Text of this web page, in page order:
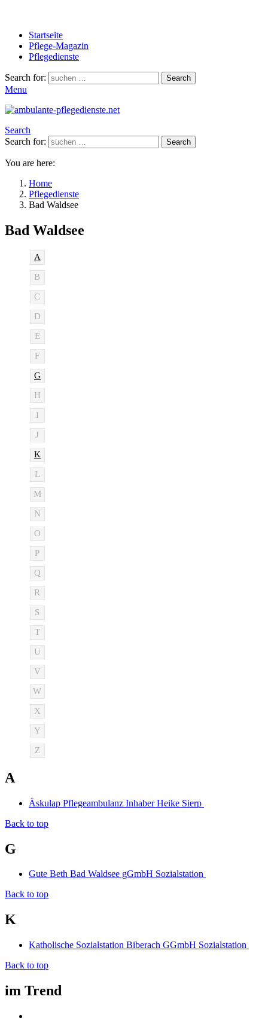
Startseite
Pflege-Magazin
Pflegedienste
Search for: Search
Menu
Search
Search for:
Search
You are here:
Home
Pflegedienste
Bad Waldsee
Bad Waldsee
A
B
C
D
E
F
G
H
I
J
K
L
M
N
O
P
Q
R
S
T
U
V
W
X
Y
Z
A
Äskulap Pflegeambulanz Inhaber Heike Sierp
Back to top
G
Gute Beth Bad Waldsee gGmbH Sozialstation
Back to top
K
Katholische Sozialstation Biberach GGmbH Sozialstation
Back to top
im Trend